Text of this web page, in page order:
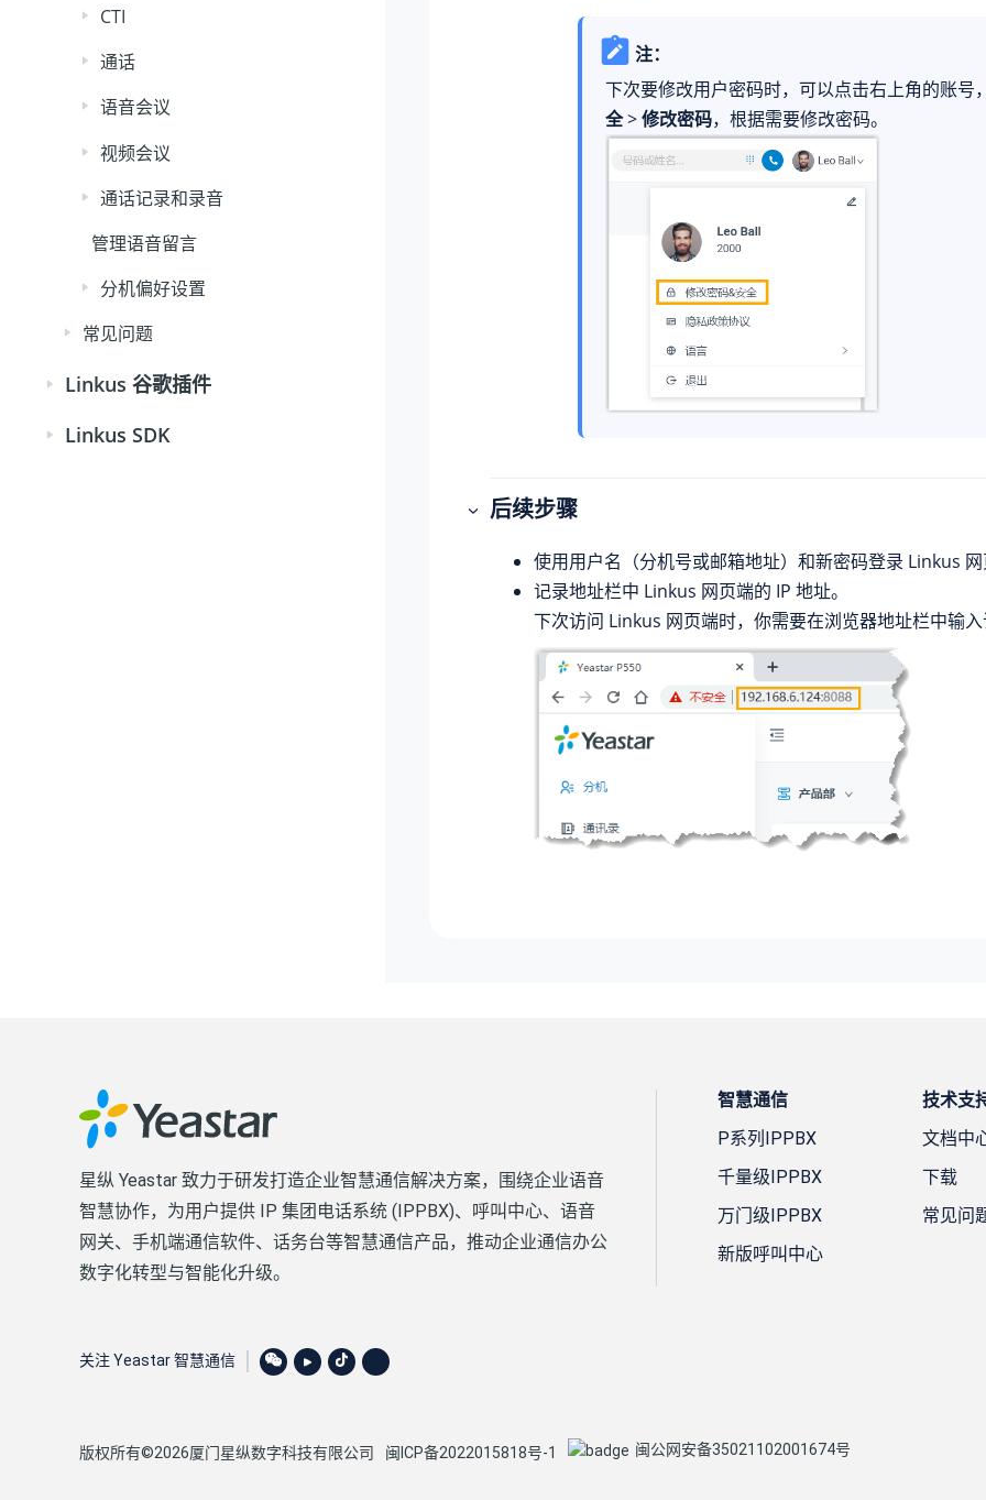
CTI
通话
语音会议
视频会议
通话记录和录音
管理语音留言
分机偏好设置
常见问题
Linkus 谷歌插件
Linkus SDK
注：
下次要修改用户密码时，可以点击右上角的账号
全>修改密码，根据需要修改密码。
后续步骤
使用用户名（分机号或邮箱地址）和新密码登录 Linkus
记录地址栏中 Linkus 网页端的 IP 地址。
下次访问 Linkus 网页端时，你需要在浏览器地址栏中输
星纵 Yeastar 致力于研发打造企业智慧通信解决方案，围绕企业语音
智慧协作，为用户提供 IP 集团电话系统 (IPPBX)、呼叫中心、语音
网关、手机端通信软件、话务台等智慧通信产品，推动企业通信办公
数字化转型与智能化升级。
智慧通信
P系列IPPBX
千量级IPPBX
万门级IPPBX
新版呼叫中心
技术支
文档中
下载
常见问
关注 Yeastar 智慧通信
版权所有©2026厦门星纵数字科技有限公司 闽ICP备2022015818号-1 闽公网安备35021102001674号